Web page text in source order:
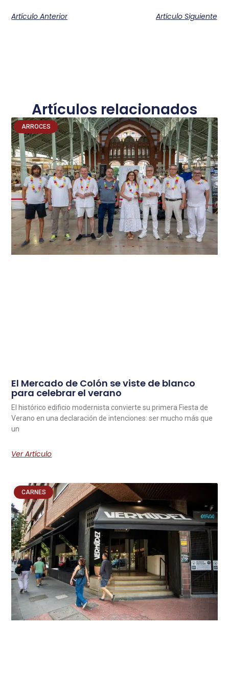
Artículo Anterior Artículo Siguiente
Artículos relacionados
ARROCES
El Mercado de Colón se viste de blanco
para celebrar el verano
El histórico edificio modernista convierte su primera Fiesta de
Verano en una declaración de intenciones: ser mucho más que
un
Ver Artículo
CARNES